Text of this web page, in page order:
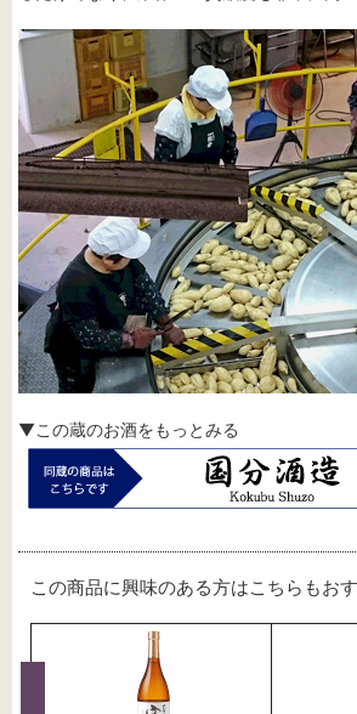
▼この蔵のお酒をもっとみる
この商品に興味のある方はこちらもお